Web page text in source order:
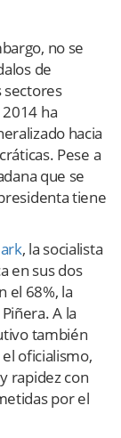
no se
de
sectores
ha
hacia
Pese a
que se
tiene
, la socialista
en sus dos
el 68%, la
A la
también
oficialismo,
rapidez con
por el